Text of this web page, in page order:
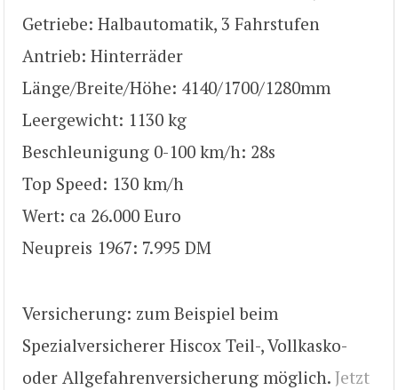
Getriebe: Halbautomatik, 3 Fahrstufen
Antrieb: Hinterräder
Länge/Breite/Höhe: 4140/1700/1280mm
Leergewicht: 1130 kg
Beschleunigung 0-100 km/h: 28s
Top Speed: 130 km/h
Wert: ca 26.000 Euro
Neupreis 1967: 7.995 DM
Versicherung: zum Beispiel beim
Spezialversicherer Hiscox Teil-, Vollkasko-
oder Allgefahrenversicherung möglich. Jetzt